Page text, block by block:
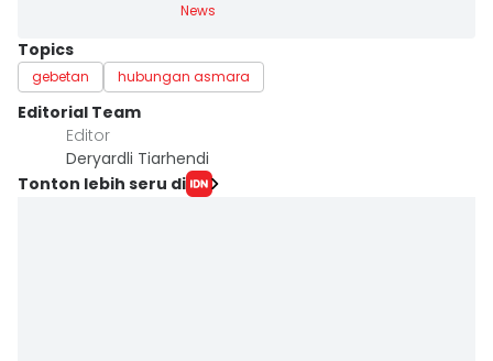
News
Topics
gebetan hubungan asmara
Editorial Team
Editor
Deryardli Tiarhendi
Tonton lebih seru di